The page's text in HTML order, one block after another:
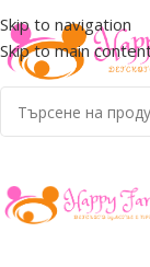
Skip to navigation
Skip to main